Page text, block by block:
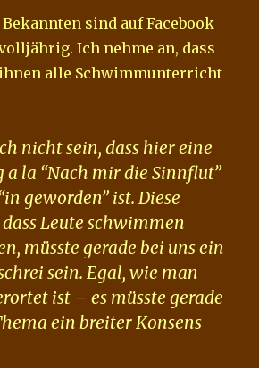
sind auf Facebook
Ich nehme an, dass
alle Schwimmunterricht
nicht sein, dass hier eine
a la “Nach mir die Sinnflut”
geworden” ist. Diese
Leute schwimmen
müsste gerade bei uns ein
sein. Egal, wie man
ist – es müsste gerade
ein breiter Konsens